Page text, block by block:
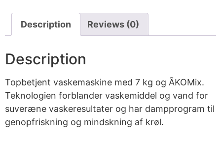
Description Reviews (0)
Description
Topbetjent vaskemaskine med 7 kg og ÃKOMix.
Teknologien forblander vaskemiddel og vand for
suveræne vaskeresultater og har dampprogram til
genopfriskning og mindskning af krøl.